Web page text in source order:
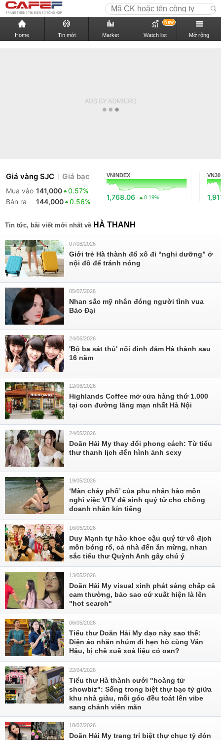
Home Tin mới Market Watch list
New
Mở rộng
Giá vàng SJC Giá bạc
Mua vào 141,000
0.57%
Bán ra
144,000 0.56%
VNINDEX
1,768.06 0.19%
VN30
Tin tức, bài viết mới nhất về HÀ THANH
07/08/2026
Giới trẻ Hà thành đổ xô đi “nghỉ dưỡng” ở
nội đô để tránh nóng
05/07/2026
Nhan sắc mỹ nhân đóng người tình vua
Bảo Đại
24/06/2026
'Bộ ba sát thủ' nổi đình đám Hà thành sau
16 năm
12/06/2026
Highlands Coffee mở cửa hàng thứ 1.000
tại con đường lãng mạn nhất Hà Nội
24/05/2026
Doãn Hải My thay đổi phong cách: Từ tiểu
thư thanh lịch đến hình ảnh sexy
19/05/2026
‘Màn cháy phố’ của phu nhân hào môn
nghỉ việc VTV để sinh quý tử cho chồng
doanh nhân kín tiếng
16/05/2026
Duy Mạnh tự hào khoe cậu quý tử vô địch
môn bóng rổ, cả nhà đến ăn mừng, nhan
sắc tiểu thư Quỳnh Anh gây chú ý
13/05/2026
Doãn Hải My visual xinh phát sáng chấp cả
cam thường, bảo sao cứ xuất hiện là lên
"hot search"
06/05/2026
Tiểu thư Doãn Hải My dạo này sao thế:
Diện áo nhăn nhúm đi hẹn hò cùng Văn
Hậu, bị chê xuề xoà liệu có oan?
22/04/2026
Tiểu thư Hà thành cưới "hoàng tử
showbiz": Sống trong biệt thự bạc tỷ giữa
khu nhà giàu, mỗi góc đều toát lên vibe
sang chảnh viên mãn
10/02/2026
Doãn Hải My trang trí biệt thự chục tỷ đón